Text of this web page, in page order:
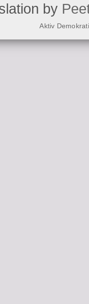
by
Aktiv Demokrati